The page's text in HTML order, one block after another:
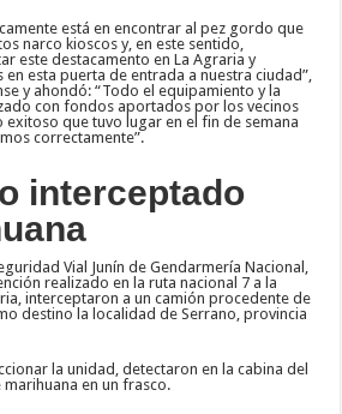
está en encontrar al pez gordo que
narco kioscos y, en este sentido,
este destacamento en La Agraria y
esta puerta de entrada a nuestra ciudad”,
y ahondó: “Todo el equipamiento y la
con fondos aportados por los vecinos
exitoso que tuvo lugar en el fin de semana
correctamente”.
interceptado
Vial Junín de Gendarmería Nacional,
realizado en la ruta nacional 7 a la
interceptaron a un camión procedente de
destino la localidad de Serrano, provincia
la unidad, detectaron en la cabina del
en un frasco.